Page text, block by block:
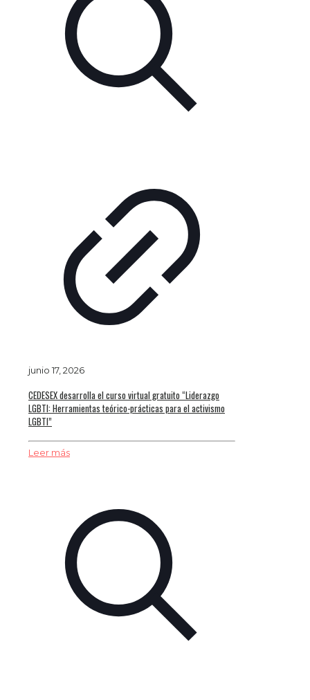
junio 17, 2026
CEDESEX desarrolla el curso virtual gratuito “Liderazgo
LGBTI: Herramientas teórico-prácticas para el activismo
LGBTI”
Leer más